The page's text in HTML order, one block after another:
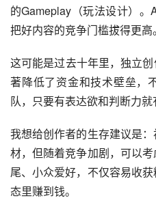
的Gameplay（玩法设计）
把好内容的竞争门槛拔得更高。
这可能是过去十年里，独立
著降低了资金和技术壁垒，
队，只要有表达欲和判断力就
我想给创作者的生存建议是
材，但随着竞争加剧，可以
尾、小众爱好，不仅容易收
态里赚到钱。